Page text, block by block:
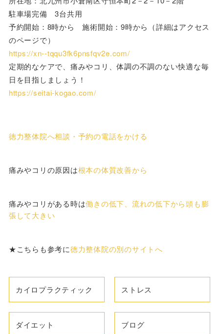
駐車場完備 3台共用
予約開始：8時から 施術開始：9時から（詳細はアクセス
のページで）
https://xn--tqqu3fk6pnsfqv2e.com/
定期的なケアで、痛みやコリ、体調の不調のない快適な毎
日を目指しましょう！
https://seitai-kogao.com/
徳力整体院へ相談・予約の電話をかける
痛みやコリの原因は根本の体質改善から
痛みやコリがある時は働きの低下、流れの低下から頭も膨
張して大きい
★こちらも参考に徳力整体院の別のサイトへ
カイロプラクティック ストレス
ダイエット ブログ